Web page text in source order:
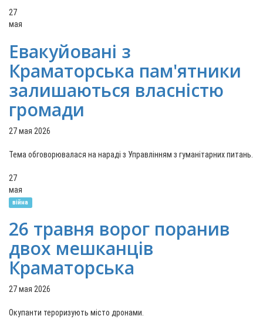
27
мая
Евакуйовані з
Краматорська пам'ятники
залишаються власністю
громади
27 мая 2026
Тема обговорювалася на нараді з Управлінням з гуманітарних питань.
27
мая
війна
26 травня ворог поранив
двох мешканців
Краматорська
27 мая 2026
Окупанти тероризують місто дронами.